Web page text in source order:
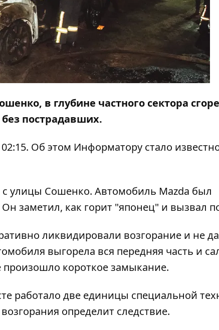
в глубине частного сектора
пострадавших.
Об этом Информатору стало
улицы Сошенко. Автомобиль Mazda был
заметил, как горит "японец" и вызвал
ликвидировали возгорание и не
выгорела вся передняя часть и
произошло короткое замыкание.
работало две единицы специальной
определит следствие.